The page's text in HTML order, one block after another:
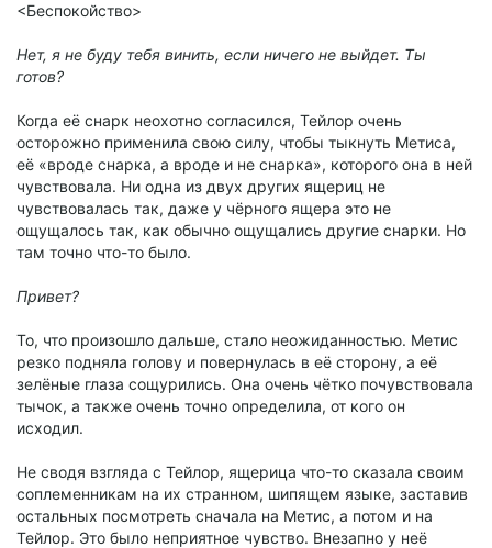
<Беспокойство>
Нет, я не буду тебя винить, если ничего не выйдет. Ты
готов?
Когда её снарк неохотно согласился, Тейлор очень
осторожно применила свою силу, чтобы тыкнуть Метиса,
её «вроде снарка, а вроде и не снарка», которого она в ней
чувствовала. Ни одна из двух других ящериц не
чувствовалась так, даже у чёрного ящера это не
ощущалось так, как обычно ощущались другие снарки. Но
там точно что-то было.
Привет?
То, что произошло дальше, стало неожиданностью. Метис
резко подняла голову и повернулась в её сторону, а её
зелёные глаза сощурились. Она очень чётко почувствовала
тычок, а также очень точно определила, от кого он
исходил.
Не сводя взгляда с Тейлор, ящерица что-то сказала своим
соплеменникам на их странном, шипящем языке, заставив
остальных посмотреть сначала на Метис, а потом и на
Тейлор. Это было неприятное чувство. Внезапно у неё